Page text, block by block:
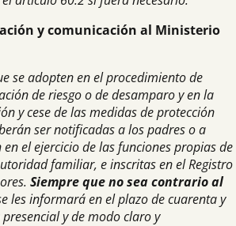
y comunicación al Ministerio
se adopten en el procedimiento de
de riesgo o de desamparo y en la
y cese de las medidas de protección
ser notificadas a los padres o a
el ejercicio de las funciones propias de
familiar, e inscritas en el Registro
Siempre que no sea contrario al
les informará en el plazo de cuarenta y
y de modo claro y